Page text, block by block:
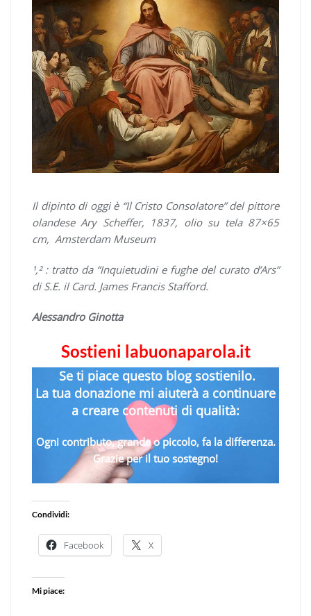
Il dipinto di oggi è “Il Cristo Consolatore” del pittore
olandese Ary Scheffer, 1837, olio su tela 87×65
cm, Amsterdam Museum
¹,² : tratto da “Inquietudini e fughe del curato d’Ars”
di S.E. il Card. James Francis Stafford.
Alessandro Ginotta
Sostieni labuonaparola.it
Se ti piace questo blog sostienilo.
La tua donazione mi aiuterà a continuare
a creare contenuti di qualità:
Ogni contributo, grande o piccolo, fa la differenza.
Grazie per il tuo sostegno!
Condividi:
Facebook X
Mi piace: